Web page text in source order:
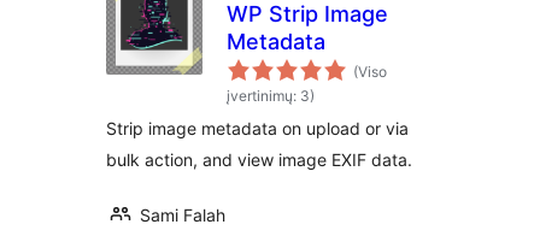
WP Strip Image
Metadata
(Viso
įvertinimų: 3)
Strip image metadata on upload or via
bulk action, and view image EXIF data.
Sami Falah